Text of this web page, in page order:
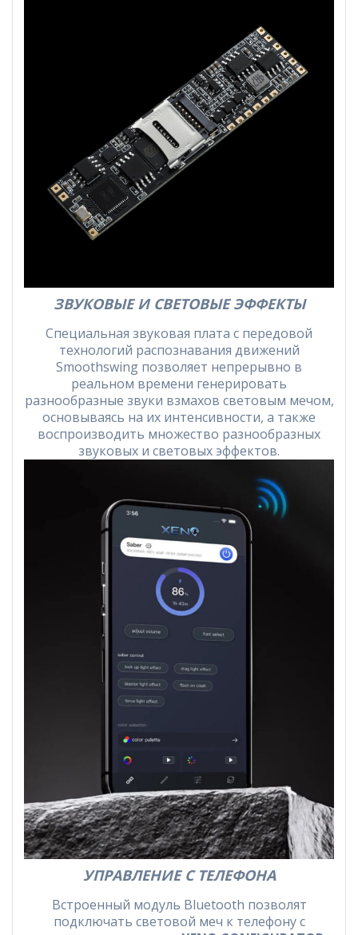
ЗВУКОВЫЕ И СВЕТОВЫЕ ЭФФЕКТЫ
Специальная звуковая плата с передовой
технологий распознавания движений
Smoothswing позволяет непрерывно в
реальном времени генерировать
разнообразные звуки взмахов световым мечом,
основываясь на их интенсивности, а также
воспроизводить множество разнообразных
звуковых и световых эффектов.
УПРАВЛЕНИЕ С ТЕЛЕФОНА
Встроенный модуль Bluetooth позволят
подключать световой меч к телефону с